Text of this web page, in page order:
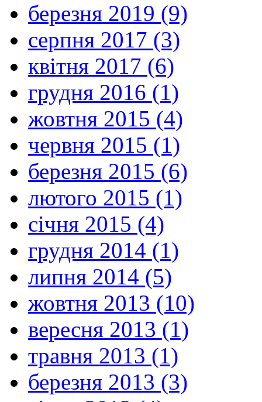
березня 2019 (9)
серпня 2017 (3)
квітня 2017 (6)
грудня 2016 (1)
жовтня 2015 (4)
червня 2015 (1)
березня 2015 (6)
лютого 2015 (1)
січня 2015 (4)
грудня 2014 (1)
липня 2014 (5)
жовтня 2013 (10)
вересня 2013 (1)
травня 2013 (1)
березня 2013 (3)